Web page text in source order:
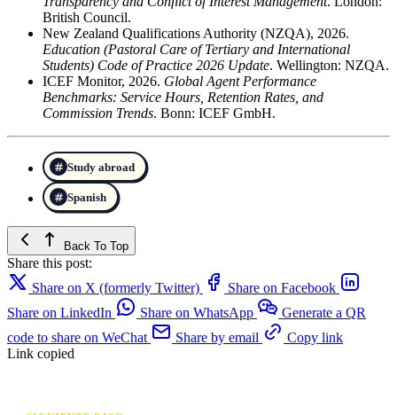
British Council.
New Zealand Qualifications Authority (NZQA), 2026.
Education (Pastoral Care of Tertiary and International
Students) Code of Practice 2026 Update. Wellington: NZQA.
ICEF Monitor, 2026. Global Agent Performance
Benchmarks: Service Hours, Retention Rates, and
Commission Trends. Bonn: ICEF GmbH.
Study abroad
Spanish
Back To Top
Share this post:
Share on X (formerly Twitter)
Share on Facebook
Share on LinkedIn
Share on WhatsApp
Generate a QR
code to share on WeChat
Share by email
Copy link
Link copied